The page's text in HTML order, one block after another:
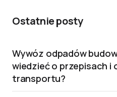
Ostatnie posty
Wywóz odpadów
wiedzieć o przepisach i
transportu?